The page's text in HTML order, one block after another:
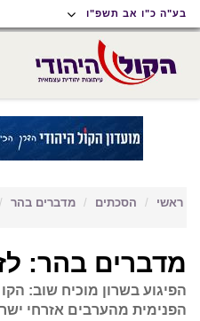
תפריט
נגישות
תפריט
ראשי
תוכן
ראשי
בע"ה כ"ו אב תשפ"ו
ראשי הסכתים מדברים בהר
מדברים בהר:
הפיגוע בשרון מוכיח שוב:
הפנימית מהערבים אזרחי